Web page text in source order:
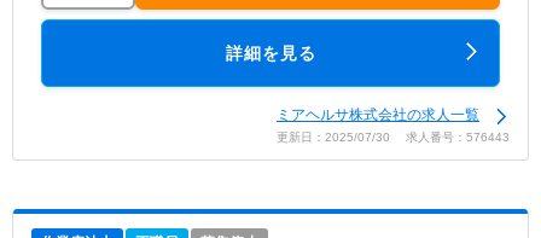
詳細を見る
ミアヘルサ株式会社の求人一覧
更新日：2025/07/30 求人番号：576443